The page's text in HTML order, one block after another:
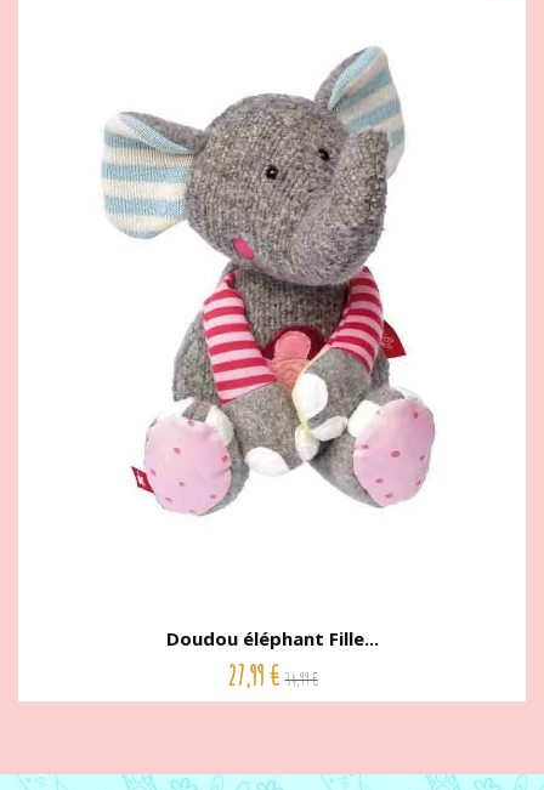
Doudou éléphant Fille...
27,99 € 34,99 €